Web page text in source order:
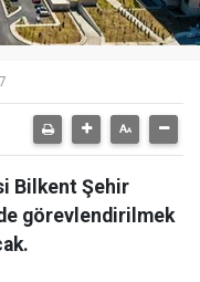
Bilkent Şehir
görevlendirilmek